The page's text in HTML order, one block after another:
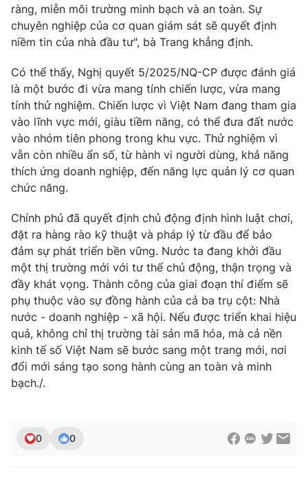
ràng, miễn môi trường minh bạch và an toàn. Sự
chuyên nghiệp của cơ quan giám sát sẽ quyết định
niềm tin của nhà đầu tư", bà Trang khẳng định.
Có thể thấy, Nghị quyết 5/2025/NQ-CP được đánh giá
là một bước đi vừa mang tính chiến lược, vừa mang
tính thử nghiệm. Chiến lược vì Việt Nam đang tham gia
vào lĩnh vực mới, giàu tiềm năng, có thể đưa đất nước
vào nhóm tiên phong trong khu vực. Thử nghiệm vì
vẫn còn nhiều ẩn số, từ hành vi người dùng, khả năng
thích ứng doanh nghiệp, đến năng lực quản lý cơ quan
chức năng.
Chính phủ đã quyết định chủ động định hình luật chơi,
đặt ra hàng rào kỹ thuật và pháp lý từ đầu để bảo
đảm sự phát triển bền vững. Nước ta đang khởi đầu
một thị trường mới với tư thế chủ động, thận trọng và
đầy khát vọng. Thành công của giai đoạn thí điểm sẽ
phụ thuộc vào sự đồng hành của cả ba trụ cột: Nhà
nước - doanh nghiệp - xã hội. Nếu được triển khai hiệu
quả, không chỉ thị trường tài sản mã hóa, mà cả nền
kinh tế số Việt Nam sẽ bước sang một trang mới, nơi
đổi mới sáng tạo song hành cùng an toàn và minh
bạch./.
0 0